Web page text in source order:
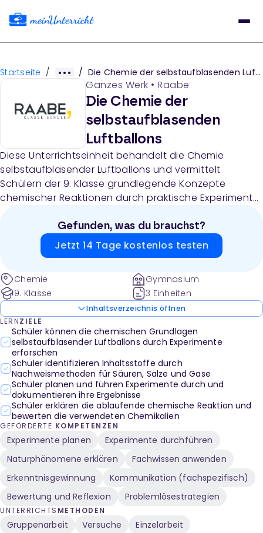
Startseite / / Die Chemie der selbstaufblasenden Luftballons
Ganzes Werk • Raabe
Die Chemie der
selbstaufblasenden
Luftballons
Diese Unterrichtseinheit behandelt die Chemie
selbstaufblasender Luftballons und vermittelt
Schülern der 9. Klasse grundlegende Konzepte
chemischer Reaktionen durch praktische Experimente.
Schülerversuche zu Gasnachweisen,
Leitfähigkeitsprüfung, Flammenfärbung und
Säureidentifizierung sowie einen Forschungsbericht.
Gefunden, was du brauchst?
Jetzt 14 Tage kostenlos testen
Chemie
9. Klasse
Gymnasium
3 Einheiten
Inhaltsverzeichnis öffnen
LERNZIELE
Schüler können die chemischen Grundlagen
selbstaufblasender Luftballons durch Experimente
erforschen
Schüler identifizieren Inhaltsstoffe durch
Nachweismethoden für Säuren, Salze und Gase
Schüler planen und führen Experimente durch und
dokumentieren ihre Ergebnisse
Schüler erklären die ablaufende chemische Reaktion und
bewerten die verwendeten Chemikalien
GEFÖRDERTE KOMPETENZEN
Experimente planen
Experimente durchführen
Naturphänomene erklären
Fachwissen anwenden
Erkenntnisgewinnung
Kommunikation (fachspezifisch)
Bewertung und Reflexion
Problemlösestrategien
UNTERRICHTS METHODEN
Gruppenarbeit Versuche Einzelarbeit